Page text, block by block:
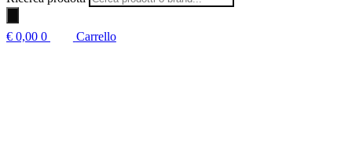
€ 0,00 0 Carrello